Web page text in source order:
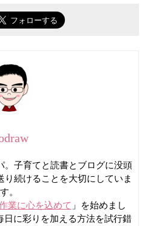
。子育てと読書とブログに没頭
り続けることを大切にしていま
す。
業に心を込めて 」を始めまし
日に彩りを加える方法を試行錯